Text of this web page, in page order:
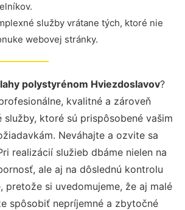
služby vrátane tých, ktoré nie
webovej stránky.
polystyrénom Hviezdoslavov?
kvalitné a zároveň
služby, ktoré sú prispôsobené vašim
Neváhajte a ozvite sa
realizácií služieb dbáme nielen na
ale aj na dôslednú kontrolu
pretože si uvedomujeme, že aj malé
spôsobiť nepríjemné a zbytočné